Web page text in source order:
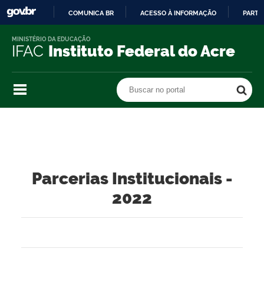
O
COMUNICA BR ACESSO À INFORMAÇÃO
IFAC Instituto Federal do Acre
MINISTÉRIO DA EDUCAÇÃO
Buscar no portal
Parcerias Institucionais -
2022